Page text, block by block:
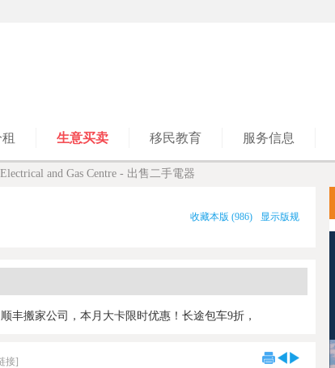
生意买卖 移民教育 服务信息
and Gas Centre - 出售二手電器
显示版规
收藏本版 (986)
顺丰搬家公司，本月大卡限时优惠！长途包车9折，
接]